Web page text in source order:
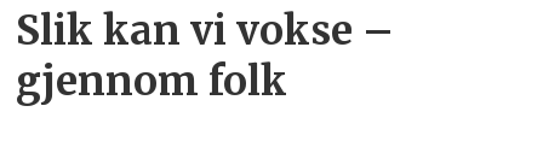
Slik kan vi vokse –
gjennom folk